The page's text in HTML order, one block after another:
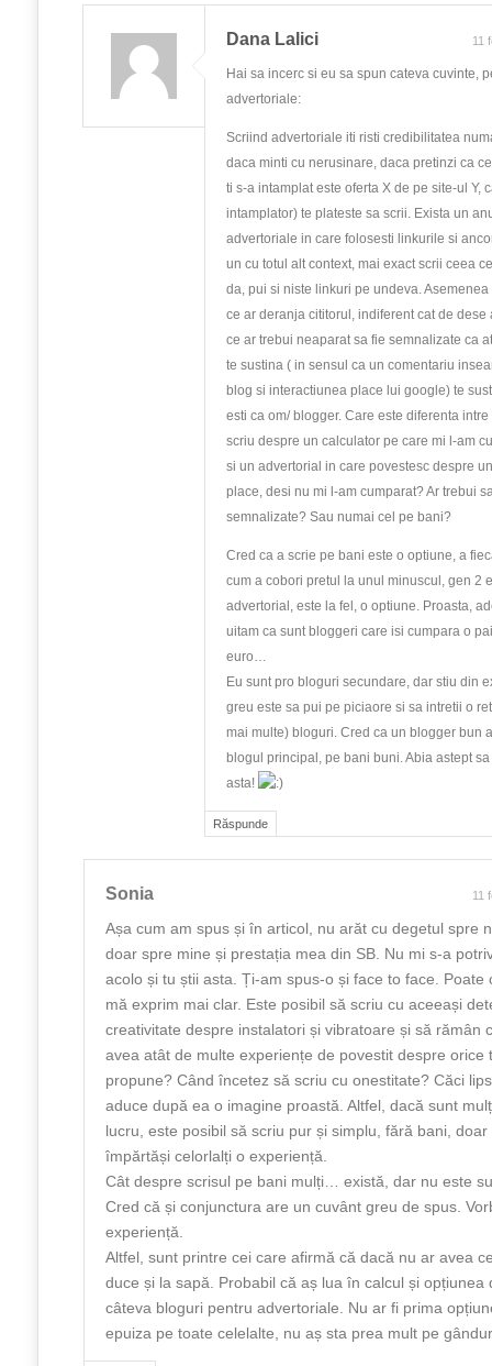
Răspunde
Dana Lalici 11
Hai sa incerc si eu sa spun cateva cuvinte,
advertoriale:
Scriind advertoriale iti risti credibilitatea
daca minti cu nerusinare, daca pretinzi ca
ti s-a intamplat este oferta X de pe site-ul Y,
intamplator) te plateste sa scrii. Exista un
advertoriale in care folosesti linkurile si
un cu totul alt context, mai exact scrii ceea
da, pui si niste linkuri pe undeva.
ce ar deranja cititorul, indiferent cat de dese
ce ar trebui neaparat sa fie semnalizate ca
te sustina ( in sensul ca un comentariu
blog si interactiunea place lui google) te
esti ca om/ blogger. Care este diferenta
scriu despre un calculator pe care mi l-am
si un advertorial in care povestesc despre
place, desi nu mi l-am cumparat? Ar trebui
semnalizate? Sau numai cel pe bani?
Cred ca a scrie pe bani este o optiune, a
cum a cobori pretul la unul minuscul, gen 2
advertorial, este la fel, o optiune. Proasta,
uitam ca sunt bloggeri care isi cumpara o
euro…
Eu sunt pro bloguri secundare, dar stiu din
greu este sa pui pe piciaore si sa intretii o
mai multe) bloguri. Cred ca un blogger bun
blogul principal, pe bani buni. Abia astept
asta!
Sonia 11
Așa cum am spus și în articol, nu arăt cu degetul spre
doar spre mine și prestația mea din SB. Nu mi s-a
acolo și tu știi asta. Ți-am spus-o și face to face. Poate
mă exprim mai clar. Este posibil să scriu cu aceeași
creativitate despre instalatori și vibratoare și să rămân
avea atât de multe experiențe de povestit despre orice
propune? Când încetez să scriu cu onestitate? Căci
aduce după ea o imagine proastă. Altfel, dacă sunt
lucru, este posibil să scriu pur și simplu, fără bani,
împărtăși celorlalți o experiență.
Cât despre scrisul pe bani mulți… există, dar nu este
Cred că și conjunctura are un cuvânt greu de spus.
experiență.
Altfel, sunt printre cei care afirmă că dacă nu ar avea
duce și la sapă. Probabil că aș lua în calcul și opțiunea
câteva bloguri pentru advertoriale. Nu ar fi prima
epuiza pe toate celelalte, nu aș sta prea mult pe